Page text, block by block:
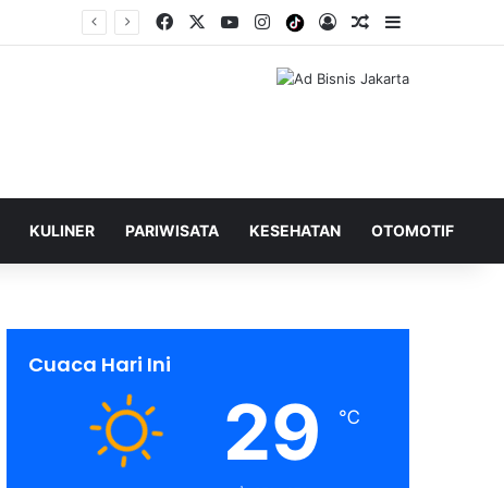
Facebook YouTubeInstagramTiktokLog InShuffle Berita
KULINER PARIWISATA KESEHATAN OTOMOTIF
Cuaca Hari Ini
29 ℃